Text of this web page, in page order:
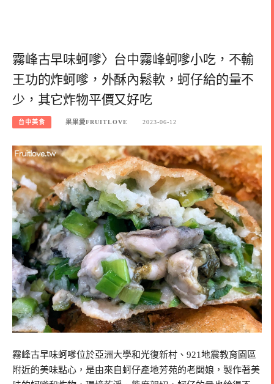
霧峰古早味蚵嗲〉台中霧峰蚵嗲小吃，不輸
王功的炸蚵嗲，外酥內鬆軟，蚵仔給的量不
少，其它炸物平價又好吃
台中美食 果果愛FRUITLOVE 2023-06-12
霧峰古早味蚵嗲位於亞洲大學和光復新村、921地震教育園區
附近的美味點心，是由來自蚵仔產地芳苑的老闆娘，製作著美